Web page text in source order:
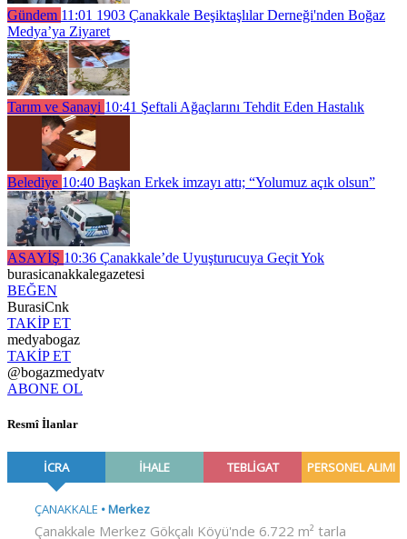
Gündem 11:01 1903 Çanakkale Beşiktaşlılar Derneği'nden Boğaz
Medya’ya Ziyaret
Tarım ve Sanayi 10:41 Şeftali Ağaçlarını Tehdit Eden Hastalık
Belediye 10:40 Başkan Erkek imzayı attı; “Yolumuz açık olsun”
ASAYİŞ 10:36 Çanakkale’de Uyuşturucuya Geçit Yok
burasicanakkalegazetesi
BEĞEN
BurasiCnk
TAKİP ET
medyabogaz
TAKİP ET
@bogazmedyatv
ABONE OL
Resmî İlanlar